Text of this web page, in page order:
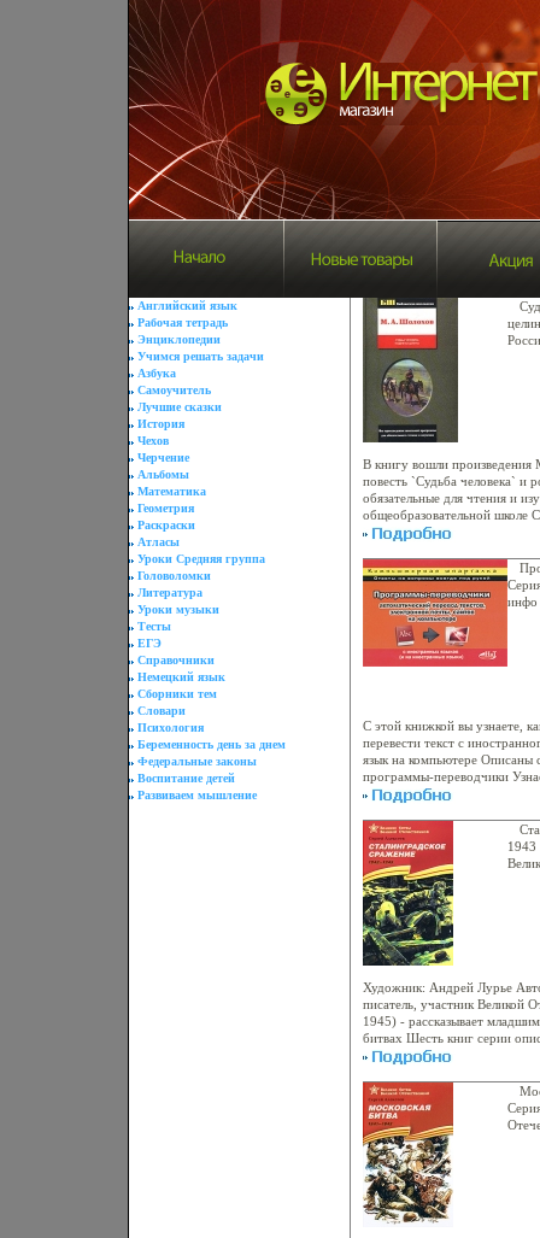
Английский язык
Рабочая тетрадь
Энциклопедии
Учимся решать задачи
Азбука
Самоучитель
Лучшие сказки
История
Чехов
Черчение
Альбомы
Математика
Геометрия
Раскраски
Атласы
Уроки Средняя группа
Головоломки
Литература
Уроки музыки
Тесты
ЕГЭ
Справочники
Немецкий язык
Сборники тем
Словари
Психология
Беременность день за днем
Федеральные законы
Воспитание детей
Развиваем мышление
В книгу вошли
повесть `Судьба человека` и
обязательные для чтения и
общеобразовательной школе
человекааьбэй Повесть c 5-
Кружилином, станица
Донского В 1920 вступил в
Участвовал в боях с
1922 года приехабкуефл в
"Юношеская правда"
инфо
С этой книжкой вы узнаете,
перевести текст с
язык на компьютере Описаны
программы-переводчики
качестаьбэюво перевода
интернет-сервисов по
бесплатной обучалке
Прутковский Р Прокди.
1943
Художник: Андрей Лурье
писатель, участник Великой
1945) - рассказывает
битвах Шесть книг серии
народа в освобождении
Сталинградскому сражению
летию Победы в Великой
внутри? Содержание 1 | 2
Авторбкужх книг "Сын
крепостного мальчика"
"Декабристы" (1969),
"Колокола" (1961),
рассказов из русской